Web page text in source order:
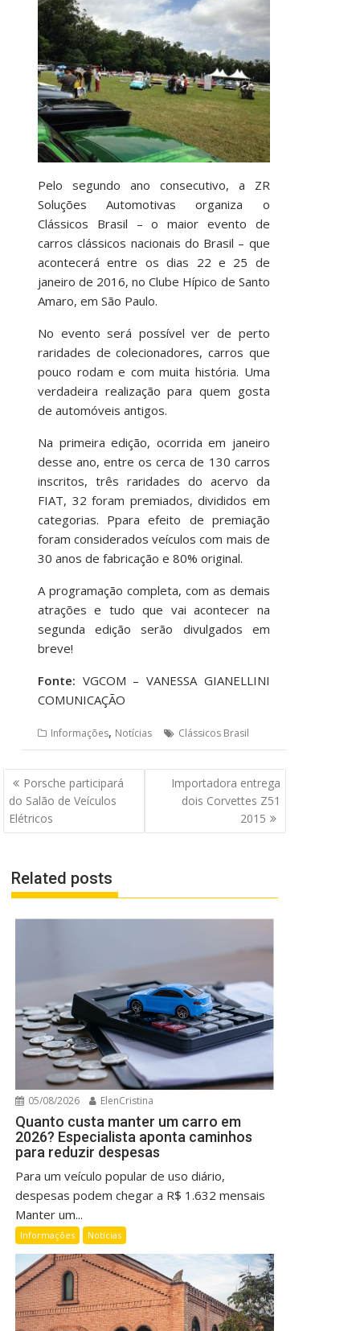
Pelo segundo ano consecutivo, a ZR
Soluções Automotivas organiza o
Clássicos Brasil – o maior evento de
carros clássicos nacionais do Brasil – que
acontecerá entre os dias 22 e 25 de
janeiro de 2016, no Clube Hípico de Santo
Amaro, em São Paulo.
No evento será possível ver de perto
raridades de colecionadores, carros que
pouco rodam e com muita história. Uma
verdadeira realização para quem gosta
de automóveis antigos.
Na primeira edição, ocorrida em janeiro
desse ano, entre os cerca de 130 carros
inscritos, três raridades do acervo da
FIAT, 32 foram premiados, divididos em
categorias. Ppara efeito de premiação
foram considerados veículos com mais de
30 anos de fabricação e 80% original.
A programação completa, com as demais
atrações e tudo que vai acontecer na
segunda edição serão divulgados em
breve!
Fonte: VGCOM – VANESSA GIANELLINI
COMUNICAÇÃO
Informações, Notícias Clássicos Brasil
Navegação
de
Post
Porsche participará
do Salão de Veículos
Elétricos
Importadora entrega
dois Corvettes Z51
2015
Related posts
05/08/2026 ElenCristina
Quanto custa manter um carro em
2026? Especialista aponta caminhos
para reduzir despesas
Para um veículo popular de uso diário,
despesas podem chegar a R$ 1.632 mensais
Manter um...
Informações Notícias